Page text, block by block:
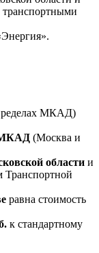
транспортными
МКАД)
МКАД (Москва и
области и
Транспортной
равна стоимость
к стандартному